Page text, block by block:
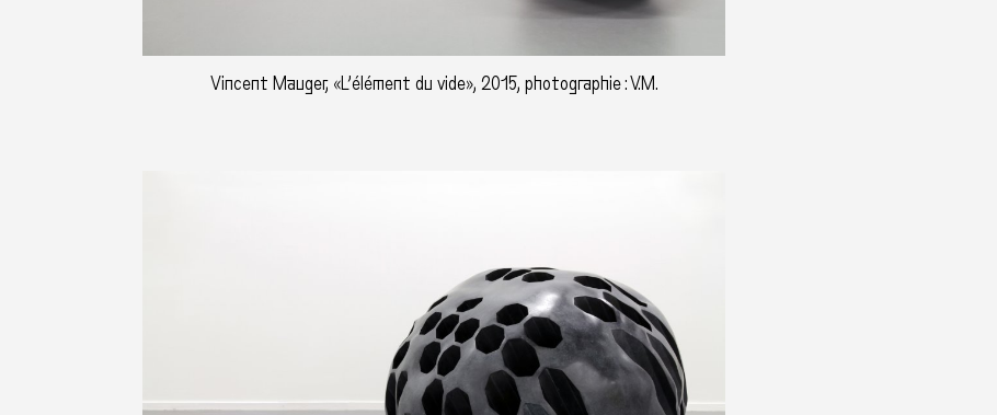
Vincent Mauger, «L’élément du vide», 2015, photographie : V.M.